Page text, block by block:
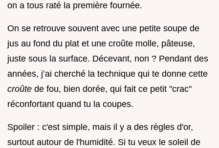
on a tous raté la première fournée.
On se retrouve souvent avec une petite soupe de
jus au fond du plat et une croûte molle, pâteuse,
juste sous la surface. Décevant, non ? Pendant des
années, j’ai cherché la technique qui te donne cette
croûte de fou, bien dorée, qui fait ce petit "crac"
réconfortant quand tu la coupes.
Spoiler : c'est simple, mais il y a des règles d'or,
surtout autour de l'humidité. Si tu veux le soleil de